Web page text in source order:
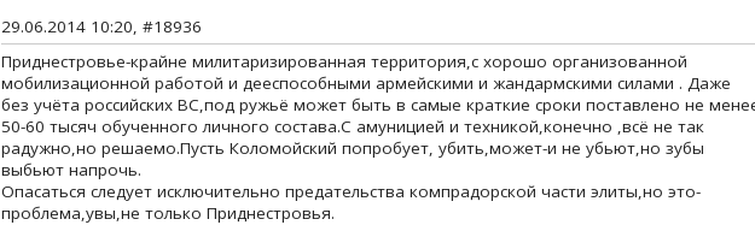
29.06.2014 10:20, #18936
Приднестровье-крайне милитаризированная территория,с хорошо организованной
мобилизационной работой и дееспособными армейскими и жандармскими силами . Даже
без учёта российских ВС,под ружьё может быть в самые краткие сроки поставлено не
50-60 тысяч обученного личного состава.С амуницией и техникой,конечно ,всё не так
радужно,но решаемо.Пусть Коломойский попробует, убить,может-и не убьют,но зубы
выбьют напрочь.
Опасаться следует исключительно предательства компрадорской части элиты,но это-
проблема,увы,не только Приднестровья.